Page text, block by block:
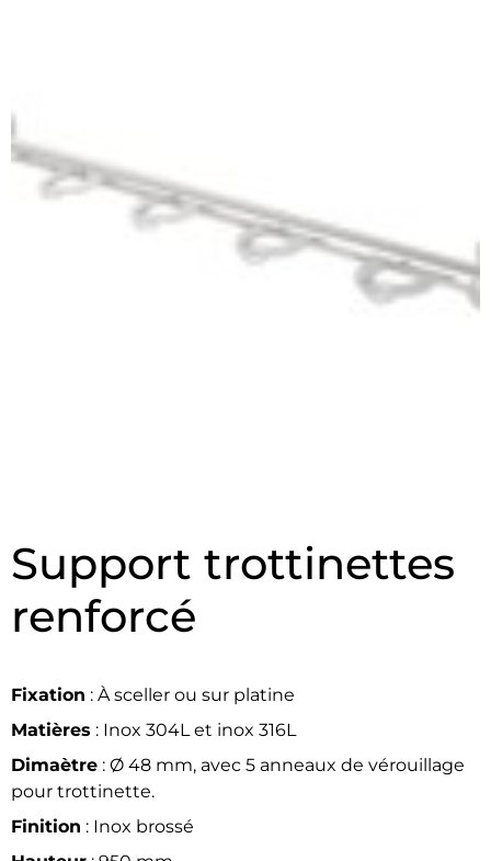
Support trottinettes
renforcé
Fixation : À sceller ou sur platine
Matières : Inox 304L et inox 316L
Dimaètre : Ø 48 mm, avec 5 anneaux de vérouillage
pour trottinette.
Finition : Inox brossé